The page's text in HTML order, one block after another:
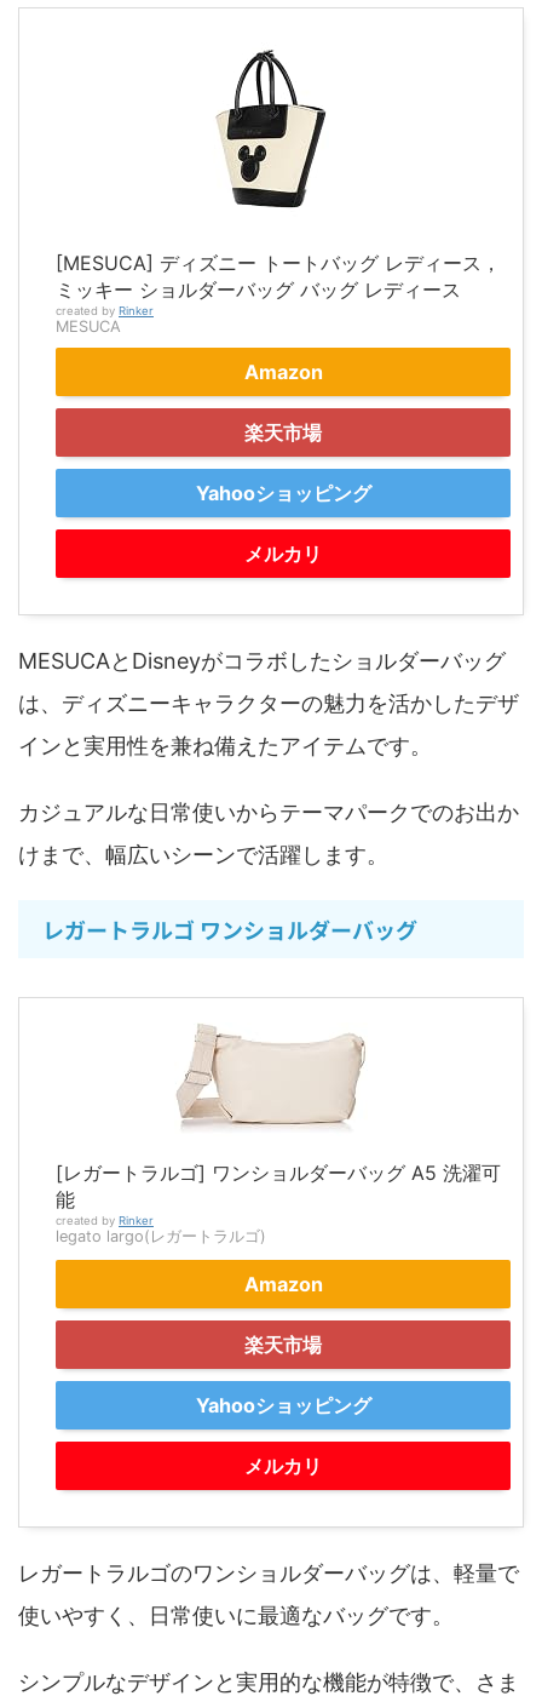
[MESUCA] ディズニー トートバッグ レディース，
ミッキー ショルダーバッグ バッグ レディース
created by Rinker
MESUCA
Amazon
楽天市場
Yahooショッピング
メルカリ
MESUCAとDisneyがコラボしたショルダーバッグ
は、ディズニーキャラクターの魅力を活かしたデザ
インと実用性を兼ね備えたアイテムです。
カジュアルな日常使いからテーマパークでのお出か
けまで、幅広いシーンで活躍します。
レガートラルゴ ワンショルダーバッグ
[レガートラルゴ] ワンショルダーバッグ A5 洗濯可
能
created by Rinker
legato largo(レガートラルゴ)
Amazon
楽天市場
Yahooショッピング
メルカリ
レガートラルゴのワンショルダーバッグは、軽量で
使いやすく、日常使いに最適なバッグです。
シンプルなデザインと実用的な機能が特徴で、さま